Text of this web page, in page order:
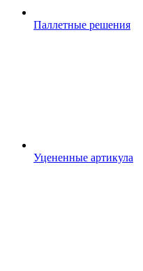
Паллетные решения
Уцененные артикула